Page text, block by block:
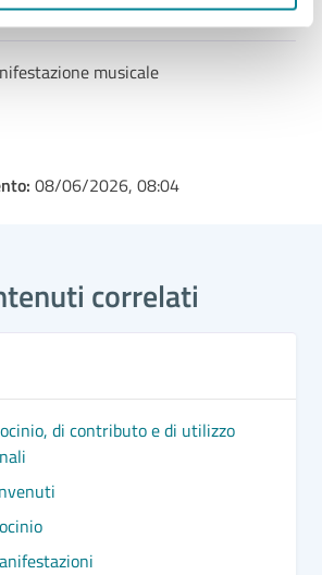
musicale
08/06/2026, 08:04
correlati
di contributo e di utilizzo